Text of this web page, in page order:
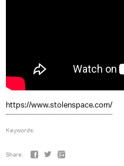
https://www.stolenspace.com/
Keywords:
Share: